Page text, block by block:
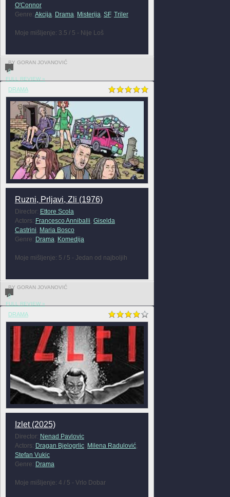
O'Connor
Genre: Akcija, Drama, Misterija, SF, Triler
Moje mišljenje: 3.5 / 5 - Nije Loš
BY GORAN JOVANOVIĆ
0
FULL REVIEW »
DRAMA
Ruzni, Prljavi, Zli (1976)
Director: Ettore Scola
Actors: Francesco Anniballi, Giselda
Castrini, Maria Bosco
Genre: Drama, Komedija
Moje mišljenje: 5 / 5 - Jedan od najboljih
BY GORAN JOVANOVIĆ
0
FULL REVIEW »
DRAMA
Izlet (2025)
Director: Nenad Pavlovic
Actors: Dragan Bjelogrlic, Milena Radulović,
Stefan Vukic
Genre: Drama
Moje mišljenje: 4 / 5 - Vrlo Dobar